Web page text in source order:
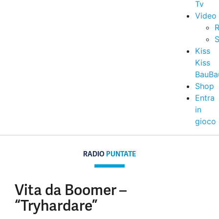
Tv
Video
Kiss
Kiss
Shop
Entra
in
gioco
RADIO PUNTATE
Vita da Boomer –
“Tryhardare”